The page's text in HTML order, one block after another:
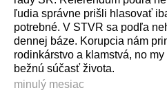
ľudia správne prišli hlasovať
potrebné. V STVR sa podľa
dennej báze. Korupcia nám
rodinkárstvo a klamstvá, no
bežnú súčasť života.
minulý mesiac